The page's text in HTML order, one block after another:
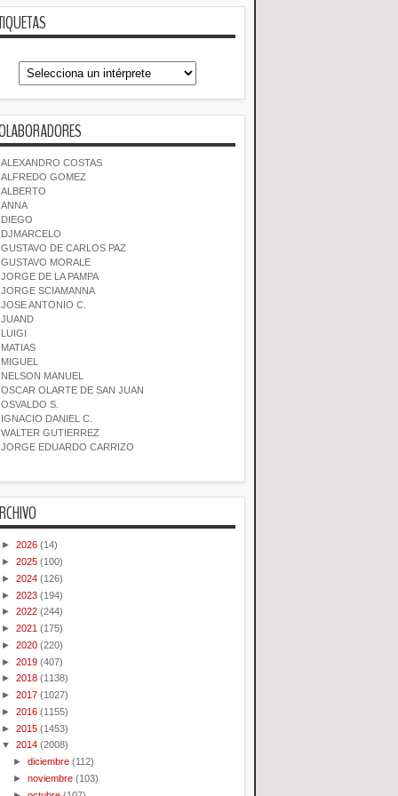
ALEXANDRO COSTAS
ALFREDO GOMEZ
ALBERTO
ANNA
DIEGO
DJMARCELO
GUSTAVO DE CARLOS PAZ
GUSTAVO MORALE
JORGE DE LA PAMPA
JORGE SCIAMANNA
JOSE ANTONIO C.
JUAND
LUIGI
MATIAS
MIGUEL
NELSON MANUEL
OSCAR OLARTE DE SAN JUAN
OSVALDO S.
IGNACIO DANIEL C.
WALTER GUTIERREZ
JORGE EDUARDO CARRIZO
► 2026 (14)
► 2025 (100)
► 2024 (126)
► 2023 (194)
► 2022 (244)
► 2021 (175)
► 2020 (220)
► 2019 (407)
► 2018 (1138)
► 2017 (1027)
► 2016 (1155)
► 2015 (1453)
▼ 2014 (2008)
►diciembre (112)
►noviembre (103)